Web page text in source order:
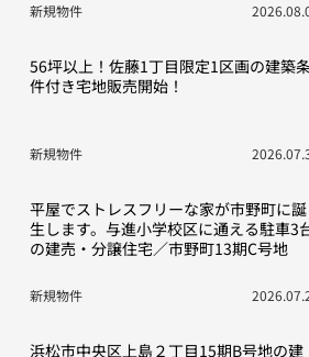
新規物件
56坪以上！佐藤1丁目限定1区画の建築
件付き宅地販売開始！
新規物件
平屋でストレスフリーな家が市野町に誕
生します。与進小学校区に通える駐車3
の建売・分譲住宅／市野町13期C号地
新規物件
浜松市中央区上島２丁目15期B号地の建